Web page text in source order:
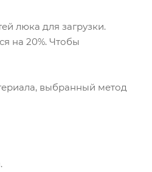
люка для загрузки.
на 20%. Чтобы
выбранный метод